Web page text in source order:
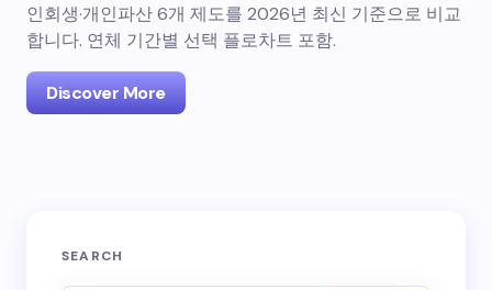
인회생·개인파산 6개 제도를 2026년 최신 기준으로 비교
합니다. 연체 기간별 선택 플로차트 포함.
Discover More
SEARCH